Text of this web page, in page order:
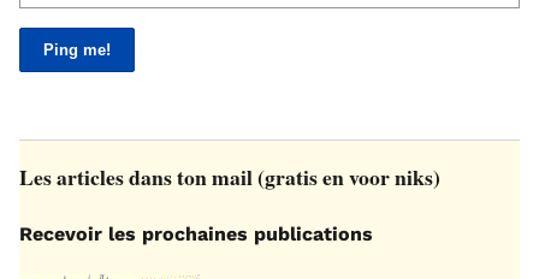
Les articles dans ton mail (gratis en voor niks)
Recevoir les prochaines publications